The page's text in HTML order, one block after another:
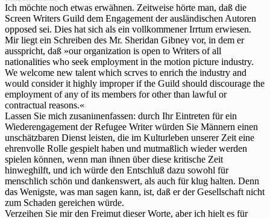
Ich möchte noch etwas erwähnen. Zeitweise hörte man, daß die
Screen Writers Guild dem Engagement der ausländischen Autoren
opposed sei. Dies hat sich als ein vollkommener Irrtum erwiesen.
Mir liegt ein Schreiben des Mr. Sheridan Gibney vor, in dem er
ausspricht, daß »our organization is open to Writers of all
nationalities who seek employment in the motion picture industry.
We welcome new talent which scrves to enrich the industry and
would consider it highly improper if the Guild should discourage the
employment of any of its members for other than lawful or
contractual reasons.«
Lassen Sie mich zusaniınenfassen: durch Ihr Eintreten für ein
Wiederengagement der Refugee Writer würden Sie Männern einen
unschätzbaren Dienst leisten, die im Kulturleben unserer Zeit eine
ehrenvolle Rolle gespielt haben und mutmaßlich wieder werden
spielen können, wenn man ihnen über diese kritische Zeit
hinweghilft, und ich würde den Entschluß dazu sowohl für
menschlich schön und dankenswert, als auch für klug halten. Denn
das Wenigste, was man sagen kann, ist, daß er der Gesellschaft nicht
zum Schaden gereichen würde.
Verzeihen Sie mir den Freimut dieser Worte, aber ich hielt es für